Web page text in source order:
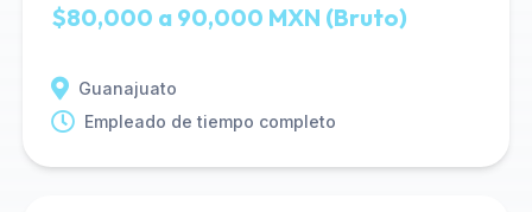
$80,000 a 90,000 MXN (Bruto)
Guanajuato
Empleado de tiempo completo